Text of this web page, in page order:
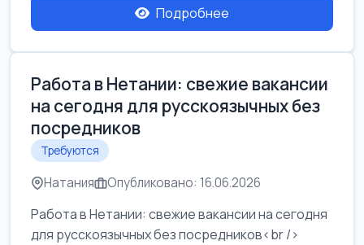
Подробнее
Работа в Нетании: свежие вакансии
на сегодня для русскоязычных без
посредников
Требуются
Натания Опубликовано: 16.06.2026
Работа в Нетании: свежие вакансии на сегодня
для русскоязычных без посредников<br />